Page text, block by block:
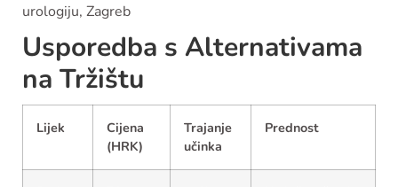
urologiju, Zagreb
Usporedba s Alternativama
na Tržištu
Lijek
Cijena
(HRK)
Trajanje
učinka
Prednost